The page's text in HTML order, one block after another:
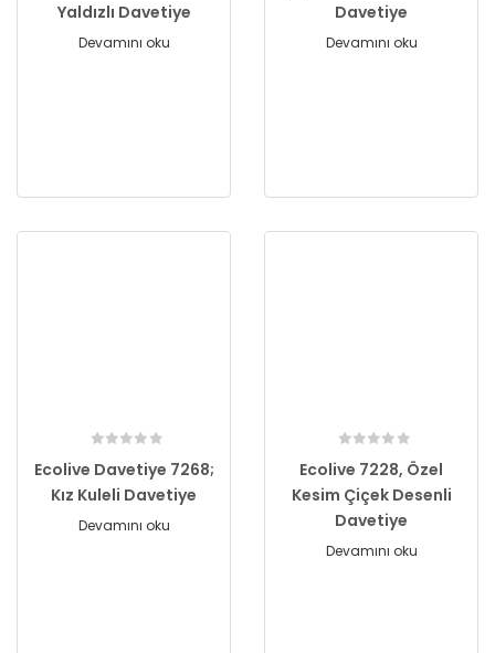
Yaldızlı Davetiye
Devamını oku
Davetiye
Devamını oku
Ecolive Davetiye 7268;
Kız Kuleli Davetiye
Devamını oku
Ecolive 7228, Özel
Kesim Çiçek Desenli
Davetiye
Devamını oku